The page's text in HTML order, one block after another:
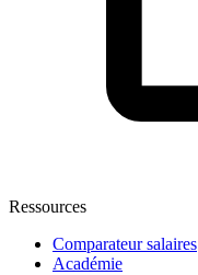
Ressources
Comparateur salaires
Académie